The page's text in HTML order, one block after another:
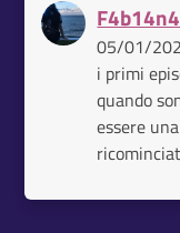
F4b14n4
05/01/
i primi
quando
essere